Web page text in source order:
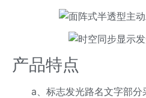
产品特点
a、标志发光路名文字部分